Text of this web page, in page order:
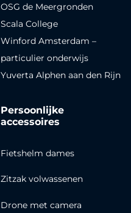
OSG de Meergronden
Scala College
Winford Amsterdam –
particulier onderwijs
Yuverta Alphen aan den Rijn
Persoonlijke
accessoires
Fietshelm dames
Zitzak volwassenen
Drone met camera